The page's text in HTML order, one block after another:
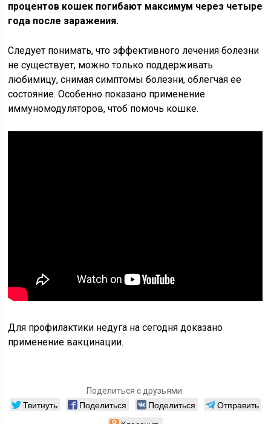
процентов кошек погибают максимум через четыре
года после заражения.
Следует понимать, что эффективного лечения болезни
не существует, можно только поддерживать
любимицу, снимая симптомы болезни, облегчая ее
состояние. Особенно показано применение
иммуномодуляторов, чтоб помочь кошке.
Для профилактики недуга на сегодня доказано
применение вакцинации.
Поделиться с друзьями:
Твитнуть Поделиться Поделиться
Отправить